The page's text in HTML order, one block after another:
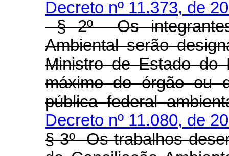
Decreto nº 11.373, de
§ 2º Os integrantes
Ambiental serão
Ministro de Estado do
máximo do órgão ou
pública federal
Decreto nº 11.080, de
§ 3º Os trabalhos